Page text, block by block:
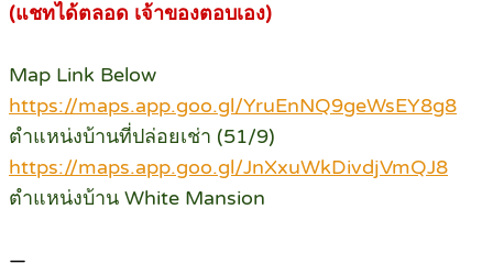
(แชทได้ตลอด เจ้าของตอบเอง)
Map Link Below
https://maps.app.goo.gl/YruEnNQ9geWsEY8g8
ตำแหน่งบ้านที่ปล่อยเช่า (51/9)
https://maps.app.goo.gl/JnXxuWkDivdjVmQJ8
ตำแหน่งบ้าน White Mansion
—